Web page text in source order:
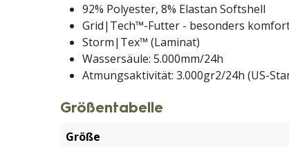
92% Polyester, 8% Elastan Softshell
Grid|Tech™-Futter - besonders
Storm|Tex™ (Laminat)
Wassersäule: 5.000mm/24h
Atmungsaktivität: 3.000gr2/24h (US-
Größentabelle
Größe